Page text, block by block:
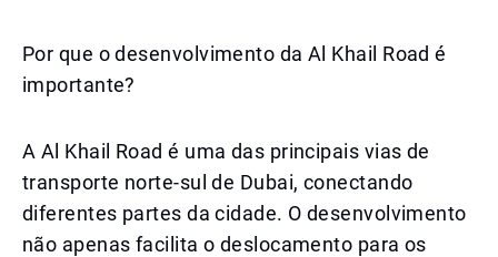
Por que o desenvolvimento da Al Khail Road é
importante?
A Al Khail Road é uma das principais vias de
transporte norte-sul de Dubai, conectando
diferentes partes da cidade. O desenvolvimento
não apenas facilita o deslocamento para os